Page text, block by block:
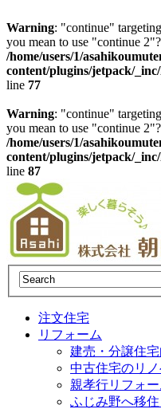
Warning: "continue"
you mean to use "continue
/home/users/1/
content/plugins/jetpack/
line 77
Warning: "continue"
you mean to use "continue
/home/users/1/
content/plugins/jetpack/
line 87
注文住宅
リフォーム
建売・分譲住
中古住宅のリ
親孝行リフォー
ふじみ野へ移